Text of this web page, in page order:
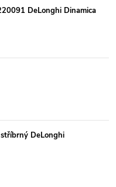
DeLonghi Dinamica
DeLonghi